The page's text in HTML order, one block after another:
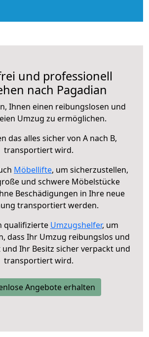
und professionell
nach Pagadian
Ihnen einen reibungslosen und
Umzug zu ermöglichen.
das alles sicher von A nach B,
transportiert wird.
Möbellifte, um sicherzustellen,
und schwere Möbelstücke
Beschädigungen in Ihre neue
transportiert werden.
qualifizierte Umzugshelfer, um
dass Ihr Umzug reibungslos und
Ihr Besitz sicher verpackt und
transportiert wird.
Angebote erhalten